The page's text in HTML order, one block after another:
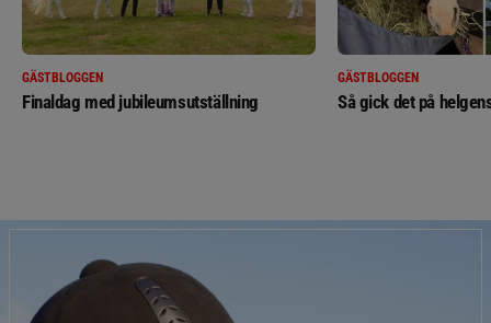
GÄSTBLOGGEN
Finaldag med jubileumsutställning
GÄSTBLOGGEN
Så gick det på